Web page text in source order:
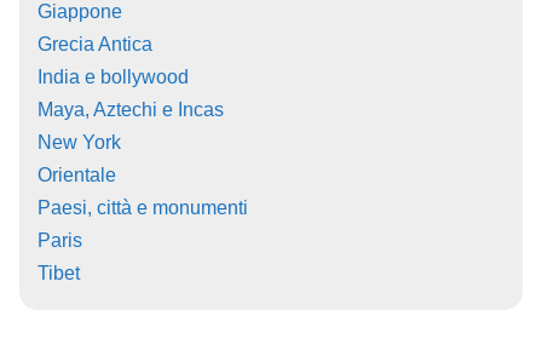
Giappone
Grecia Antica
India e bollywood
Maya, Aztechi e Incas
New York
Orientale
Paesi, città e monumenti
Paris
Tibet